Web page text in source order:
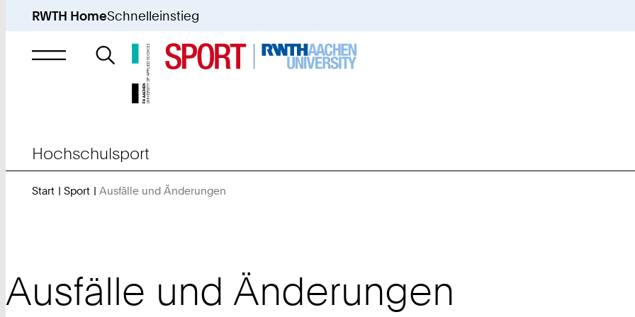
RWTH HomeSchnelleinstieg
Suche
nach
Hochschulsport
Start Sport Ausfälle und Änderungen
Ausfälle und Änderungen